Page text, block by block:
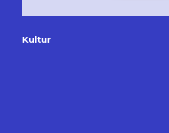
Kultur